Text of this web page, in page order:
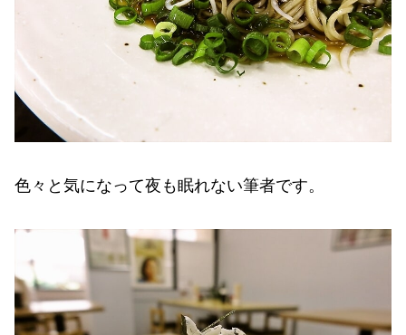
色々と気になって夜も眠れない筆者です。